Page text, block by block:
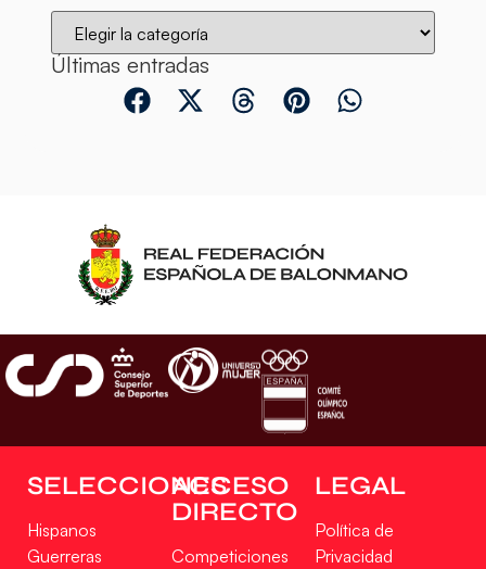
Últimas entradas
SELECCIONES
Hispanos
Guerreras
ACCESO
DIRECTO
Competiciones
LEGAL
Política de
Privacidad